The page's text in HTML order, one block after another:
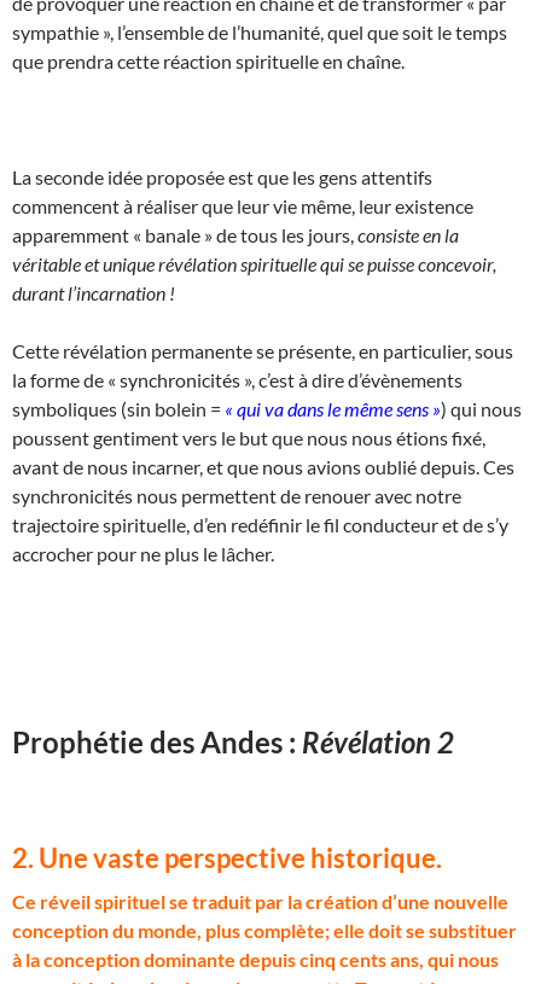
sympathie », l’ensemble de l’humanité, quel que soit le temps
que prendra cette réaction spirituelle en chaîne.
La seconde idée proposée est que les gens attentifs
commencent à réaliser que leur vie même, leur existence
apparemment « banale » de tous les jours, consiste en la
véritable et unique révélation spirituelle qui se puisse concevoir,
durant l’incarnation !
Cette révélation permanente se présente, en particulier, sous
la forme de « synchronicités », c’est à dire d’évènements
symboliques (sin bolein = « qui va dans le même sens ») qui nous
poussent gentiment vers le but que nous nous étions fixé,
avant de nous incarner, et que nous avions oublié depuis. Ces
synchronicités nous permettent de renouer avec notre
trajectoire spirituelle, d’en redéfinir le fil conducteur et de s’y
accrocher pour ne plus le lâcher.
Prophétie des Andes : Révélation 2
2. Une vaste perspective historique.
Ce réveil spirituel se traduit par la création d’une nouvelle
conception du monde, plus complète; elle doit se substituer
à la conception dominante depuis cinq cents ans, qui nous